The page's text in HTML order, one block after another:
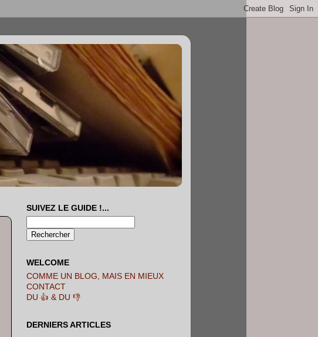
SUIVEZ LE GUIDE !...
WELCOME
COMME UN BLOG, MAIS EN MIEUX
CONTACT
DU 👍 & DU 👎
DERNIERS ARTICLES